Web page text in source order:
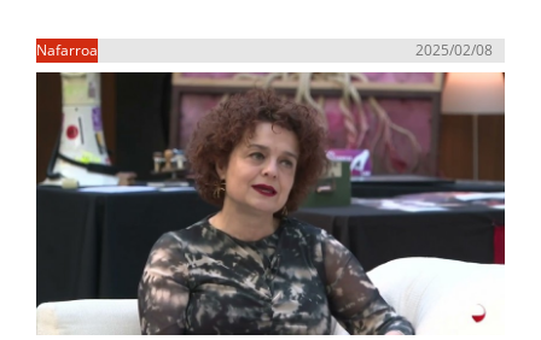
Nafarroa 2025/02/08